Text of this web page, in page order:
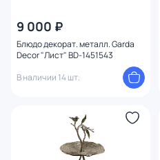
9 000 ₽
Блюдо декорат. металл. Garda
Decor "Лист" BD-1451543
В наличии 14 шт.
Бренд
Цвет